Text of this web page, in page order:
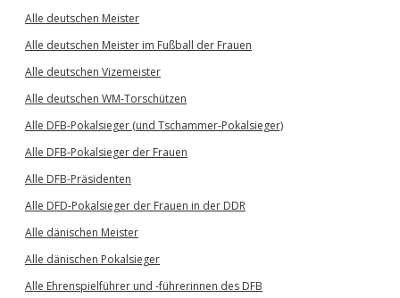
Alle deutschen Meister
Alle deutschen Meister im Fußball der Frauen
Alle deutschen Vizemeister
Alle deutschen WM-Torschützen
Alle DFB-Pokalsieger (und Tschammer-Pokalsieger)
Alle DFB-Pokalsieger der Frauen
Alle DFB-Präsidenten
Alle DFD-Pokalsieger der Frauen in der DDR
Alle dänischen Meister
Alle dänischen Pokalsieger
Alle Ehrenspielführer und -führerinnen des DFB